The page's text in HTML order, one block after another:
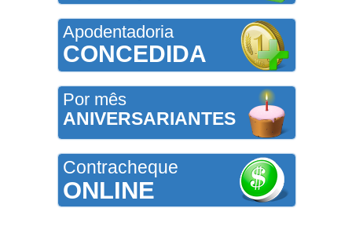
Apodentadoria
CONCEDIDA
Por mês
ANIVERSARIANTES
Contracheque
ONLINE